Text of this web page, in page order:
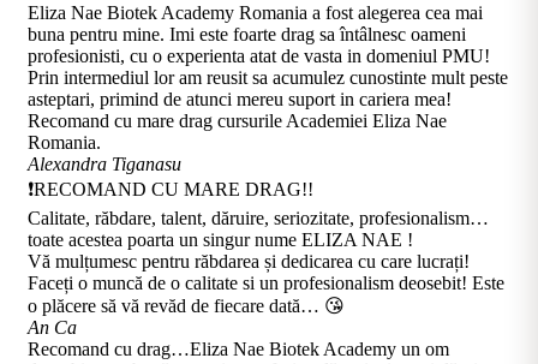
Eliza Nae Biotek Academy Romania a fost alegerea cea mai
buna pentru mine. Imi este foarte drag sa întâlnesc oameni
profesionisti, cu o experienta atat de vasta in domeniul PMU!
Prin intermediul lor am reusit sa acumulez cunostinte mult peste
asteptari, primind de atunci mereu suport in cariera mea!
Recomand cu mare drag cursurile Academiei Eliza Nae
Romania.
Alexandra Tiganasu
❗RECOMAND CU MARE DRAG!!
Calitate, răbdare, talent, dăruire, seriozitate, profesionalism…
toate acestea poarta un singur nume ELIZA NAE !
Vă mulțumesc pentru răbdarea și dedicarea cu care lucrați!
Faceți o muncă de o calitate si un profesionalism deosebit! Este
o plăcere să vă revăd de fiecare dată… 😘
An Ca
Recomand cu drag…Eliza Nae Biotek Academy un om